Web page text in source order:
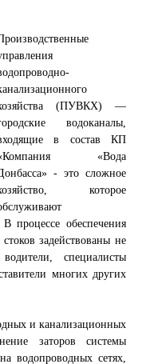
(ПУВКХ) —
водоканалы,
в состав КП
«Вода
- это сложное
которое
процессе обеспечения
задействованы не
специалисты
многих других
и канализационных
заторов системы
водопроводных сетях,